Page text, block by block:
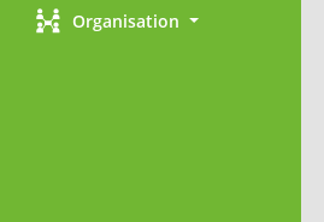
Organisation